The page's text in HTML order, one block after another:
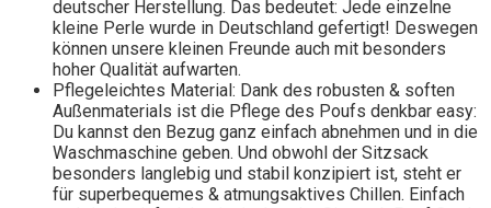
deutscher Herstellung. Das bedeutet: Jede einzelne
kleine Perle wurde in Deutschland gefertigt! Deswegen
können unsere kleinen Freunde auch mit besonders
hoher Qualität aufwarten.
Pflegeleichtes Material: Dank des robusten & soften
Außenmaterials ist die Pflege des Poufs denkbar easy:
Du kannst den Bezug ganz einfach abnehmen und in die
Waschmaschine geben. Und obwohl der Sitzsack
besonders langlebig und stabil konzipiert ist, steht er
für superbequemes & atmungsaktives Chillen. Einfach